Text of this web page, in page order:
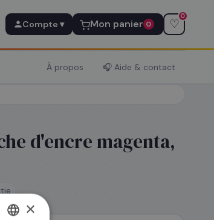
Compte ▾ Mon panier 0 ♡
0
À propos 🎧 Aide & contact
d'encre magenta,
×